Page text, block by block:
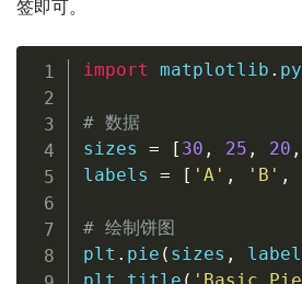
签即可。
import matplotlib .
# 数据
sizes = [ 30 , 25 , 20 ,
labels = [ 'A' , 'B' ,
# 绘制饼图
plt . pie ( sizes ,